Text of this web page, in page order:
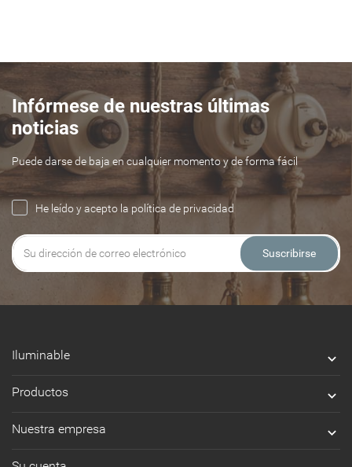
Infórmese de nuestras últimas
noticias
Puede darse de baja en cualquier momento y de forma fácil
He leído y acepto la política de privacidad
Suscribirse
Iluminable 
Productos 
Nuestra empresa 